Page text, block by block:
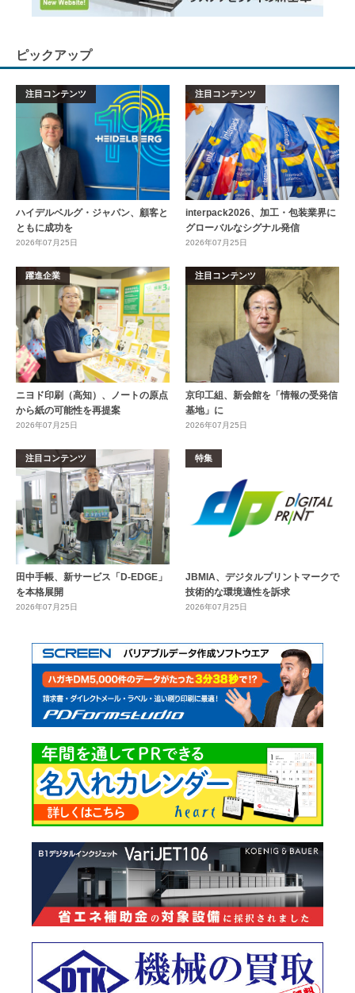
ピックアップ
注目コンテンツ
ハイデルベルグ・ジャパン、顧客と
ともに成功を
2026年07月25日
注目コンテンツ
interpack2026、加工・包装業界に
グローバルなシグナル発信
2026年07月25日
躍進企業
ニヨド印刷（高知）、ノートの原点
から紙の可能性を再提案
2026年07月25日
注目コンテンツ
京印工組、新会館を「情報の受発信
基地」に
2026年07月25日
注目コンテンツ
田中手帳、新サービス「D-EDGE」
を本格展開
2026年07月25日
特集
JBMIA、デジタルプリントマークで
技術的な環境適性を訴求
2026年07月25日